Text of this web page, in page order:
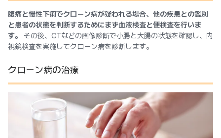
腹痛と慢性下痢でクローン病が疑われる場合、他の疾患との鑑別
と患者の状態を判断するためにまず血液検査と便検査を行いま
す。
その後、CTなどの画像診断で小腸と大腸の状態を確認し、内
視鏡検査を実施してクローン病を診断します。
クローン病の治療